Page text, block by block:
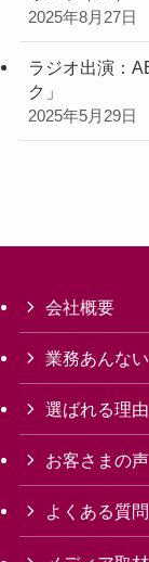
2025年8月27日
ラジオ出演：
ク」
2025年5月29日
会社概要
業務あんない
選ばれる理由
お客さまの声
よくある質問